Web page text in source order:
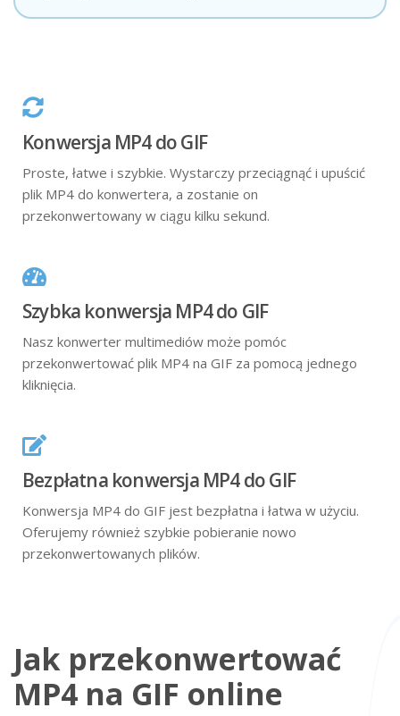
Konwersja MP4 do GIF
Proste, łatwe i szybkie. Wystarczy przeciągnąć i upuścić
plik MP4 do konwertera, a zostanie on
przekonwertowany w ciągu kilku sekund.
Szybka konwersja MP4 do GIF
Nasz konwerter multimediów może pomóc
przekonwertować plik MP4 na GIF za pomocą jednego
kliknięcia.
Bezpłatna konwersja MP4 do GIF
Konwersja MP4 do GIF jest bezpłatna i łatwa w użyciu.
Oferujemy również szybkie pobieranie nowo
przekonwertowanych plików.
Jak przekonwertować
MP4 na GIF online